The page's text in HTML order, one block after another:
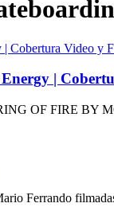
|
OF FIRE BY
Ferrando